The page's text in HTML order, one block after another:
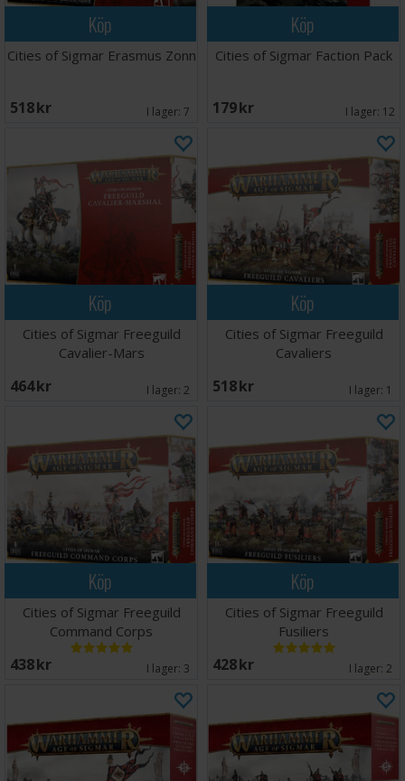
Köp
Cities of Sigmar Erasmus Zonn
518 SEK I lager: 7
Köp
Cities of Sigmar Faction Pack
179 SEK I lager: 12
Köp
Cities of Sigmar Freeguild
Cavalier-Mars
464 SEK I lager: 2
Köp
Cities of Sigmar Freeguild
Cavaliers
518 SEK I lager: 1
Köp
Cities of Sigmar Freeguild
Command Corps
438 SEK I lager: 3
Köp
Cities of Sigmar Freeguild
Fusiliers
428 SEK I lager: 2